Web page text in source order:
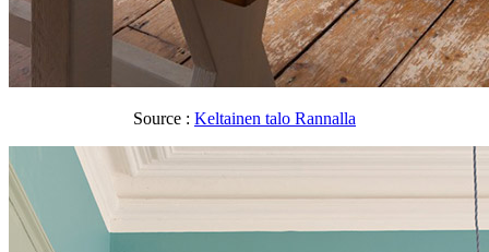
Source : Keltainen talo Rannalla